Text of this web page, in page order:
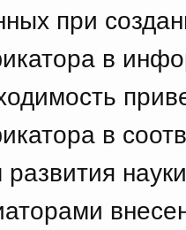
при
в
в
2024 г. № 179